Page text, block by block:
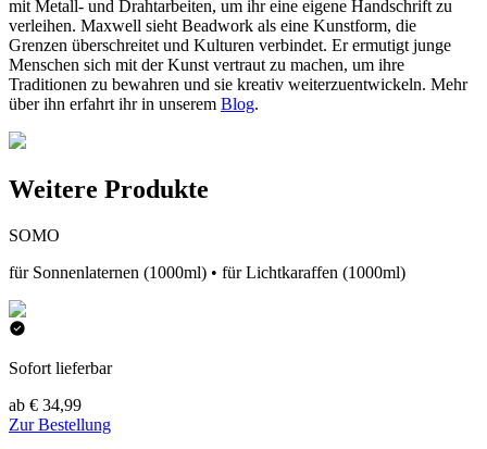
mit Metall- und Drahtarbeiten, um ihr eine eigene Handschrift zu
verleihen. Maxwell sieht Beadwork als eine Kunstform, die
Grenzen überschreitet und Kulturen verbindet. Er ermutigt junge
Menschen sich mit der Kunst vertraut zu machen, um ihre
Traditionen zu bewahren und sie kreativ weiterzuentwickeln. Mehr
über ihn erfahrt ihr in unserem Blog.
Weitere Produkte
SOMO
für Sonnenlaternen (1000ml) • für Lichtkaraffen (1000ml)
Sofort lieferbar
ab € 34,99
Zur Bestellung